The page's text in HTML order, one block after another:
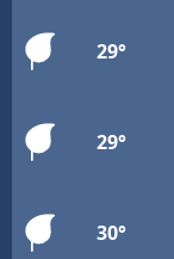
29°
29°
30°